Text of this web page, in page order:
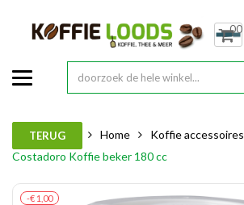
00
TERUG Home Koffie accessoires
Costadoro Koffie beker 180 cc
-€ 1,00